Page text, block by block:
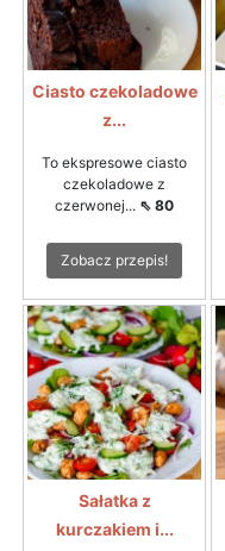
Ciasto czekoladowe
z...
To ekspresowe ciasto
czekoladowe z
czerwonej... ⇖ 80
Zobacz przepis!
Sałatka z
kurczakiem i...